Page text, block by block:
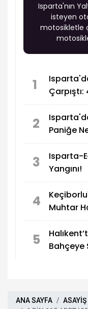
Isparta'nın
isteyen
motosikletle
1
Çarpıştı:
2
Paniğe
3
Isparta-
Yangını!
4
Muhtar
5
Bahçeye
ANA SAYFA
ASAYİŞ